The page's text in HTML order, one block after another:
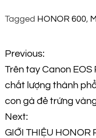
Tagged HONOR 600,
Đ
i
ề
u
Previous:
Trên tay Canon
chất lượng thành
con gà đẻ trứng
Next:
GIỚI THIỆU HONOR